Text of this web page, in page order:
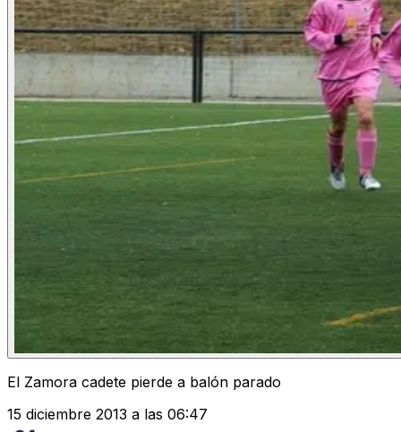
El Zamora cadete pierde a balón parado
15 diciembre 2013 a las 06:47